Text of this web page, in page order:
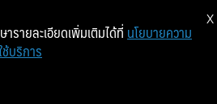
บ 1 ด้านความ
รายละเอียดเพิ่มเติมได้ที่ นโยบายความ
บริการ
X